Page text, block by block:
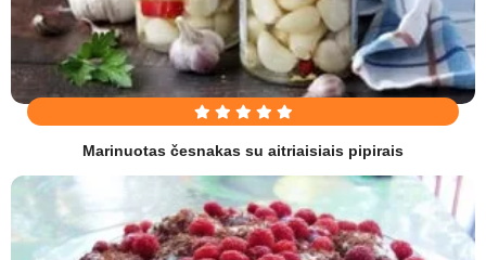
Marinuotas česnakas su aitriaisiais pipirais